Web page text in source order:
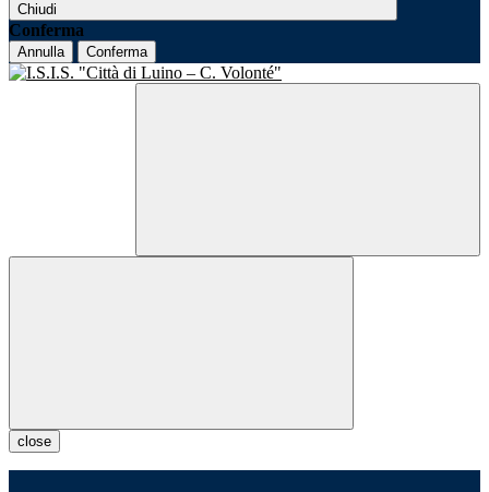
Chiudi
Conferma
Annulla Conferma
close